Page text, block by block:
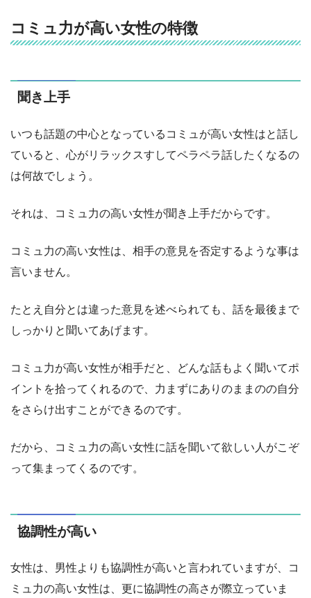
コミュ力が高い女性の特徴
聞き上手
いつも話題の中心となっているコミュが高い女性はと話し
ていると、心がリラックスすしてペラペラ話したくなるの
は何故でしょう。
それは、コミュ力の高い女性が聞き上手だからです。
コミュ力の高い女性は、相手の意見を否定するような事は
言いません。
たとえ自分とは違った意見を述べられても、話を最後まで
しっかりと聞いてあげます。
コミュ力が高い女性が相手だと、どんな話もよく聞いてポ
イントを拾ってくれるので、力まずにありのままのの自分
をさらけ出すことができるのです。
だから、コミュ力の高い女性に話を聞いて欲しい人がこぞ
って集まってくるのです。
協調性が高い
女性は、男性よりも協調性が高いと言われていますが、コ
ミュ力の高い女性は、更に協調性の高さが際立っていま